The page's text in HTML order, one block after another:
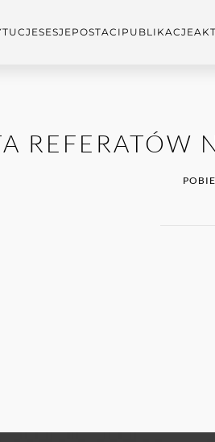
SESJEPOSTACI PUBLIKACJE
REFERATÓW